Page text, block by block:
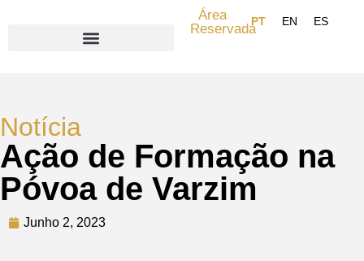
Área
Reservada
Notícia
Ação de Formação na
Póvoa de Varzim
Junho 2, 2023